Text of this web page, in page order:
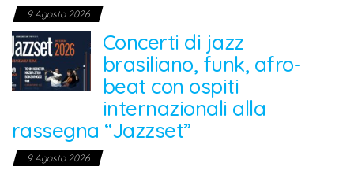
9 Agosto 2026
Concerti di jazz
brasiliano, funk, afro-
beat con ospiti
internazionali alla
rassegna “Jazzset”
9 Agosto 2026